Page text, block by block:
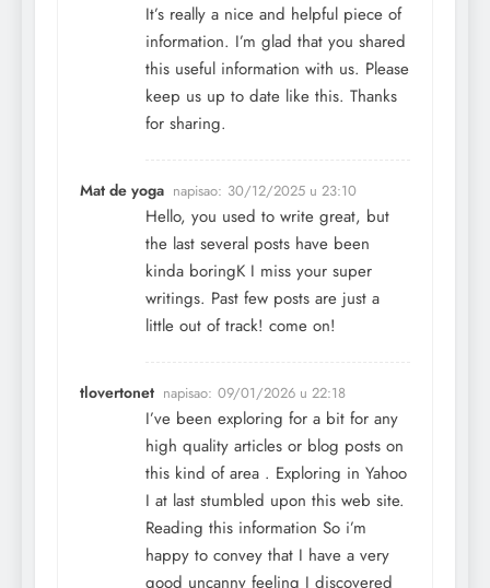
It’s really a nice and helpful piece of
information. I’m glad that you shared
this useful information with us. Please
keep us up to date like this. Thanks
for sharing.
Mat de yoga napisao: 30/12/2025 u 23:10
Hello, you used to write great, but
the last several posts have been
kinda boringK I miss your super
writings. Past few posts are just a
little out of track! come on!
tlovertonet napisao: 09/01/2026 u 22:18
I’ve been exploring for a bit for any
high quality articles or blog posts on
this kind of area . Exploring in Yahoo
I at last stumbled upon this web site.
Reading this information So i’m
happy to convey that I have a very
good uncanny feeling I discovered